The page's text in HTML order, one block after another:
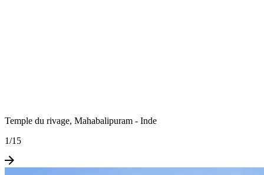
Temple du rivage, Mahabalipuram - Inde
1/15